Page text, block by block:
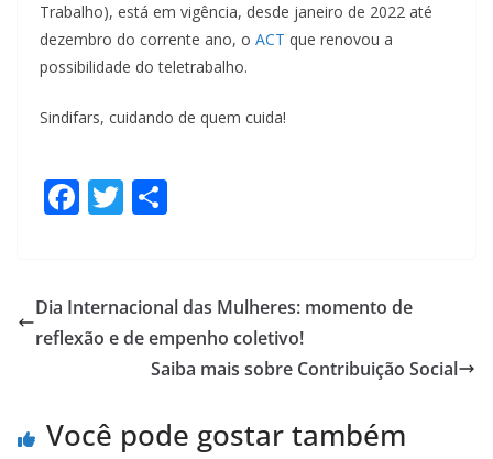
Trabalho), está em vigência, desde janeiro de 2022 até
dezembro do corrente ano, o ACT que renovou a
possibilidade do teletrabalho.
Sindifars, cuidando de quem cuida!
F
b
o
T
er e
Dia Internacional das Mulheres: momento de
reflexão e de empenho coletivo!
Saiba mais sobre Contribuição Social
Você pode gostar também